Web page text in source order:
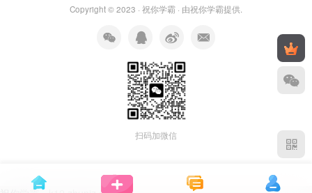
Copyright © 2023 · 祝你学霸 · 由祝你学霸提供.
扫码加微信